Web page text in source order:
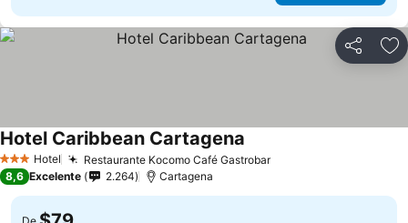
Compartir
3 Estrellas
Hotel Restaurante Kocomo Café Gastrobar
Hotel Caribbean Cartagena
8,6 Excelente 2.264 Cartagena
De